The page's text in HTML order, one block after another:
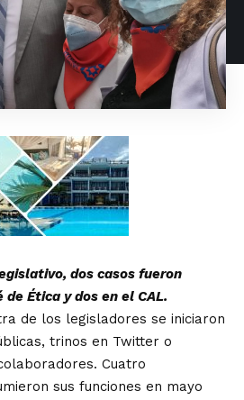
dos casos fueron
Ética y dos en el CAL.
de los legisladores se iniciaron
trinos en Twitter o
Cuatro
sus funciones en mayo